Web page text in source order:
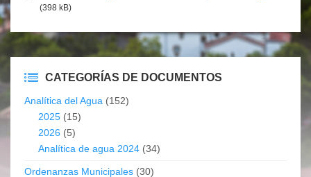
(398 kB)
CATEGORÍAS DE DOCUMENTOS
Analítica del Agua (152)
2025 (15)
2026 (5)
Analítica de agua 2024 (34)
Ordenanzas Municipales (30)